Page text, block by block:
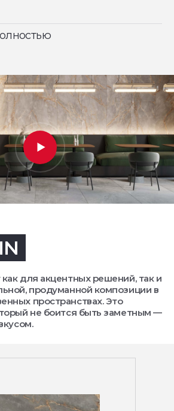
IN
для акцентных решений, так и
продуманной композиции в
пространствах. Это
не боится быть заметным —